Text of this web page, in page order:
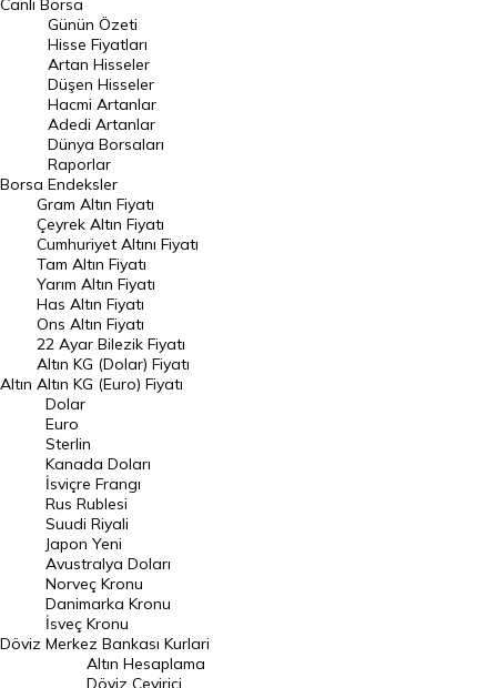
En Çok Artan Hisseler
En Çok Düşen Hisseler
Hacmi Artanlar
Geçmiş Kapanışlar
Dünya Borsaları
Raporlar
Endeksler
DÖVİZ
Döviz Kuru
Dolar Kuru
Euro Kuru
Pound Kuru
Frank Kuru
Riyal Kuru
Avustralya Doları
Danimarka Kronu Kuru
Kanada Doları Kuru
Norveç Kronu Kuru
İsveç Kronu Kuru
Canlı Borsa
Borsa
Günün Özeti
Hisse Fiyatları
Artan Hisseler
Düşen Hisseler
Hacmi Artanlar
Adedi Artanlar
Dünya Borsaları
Raporlar
Endeksler
Altın
Gram Altın Fiyatı
Çeyrek Altın Fiyatı
Cumhuriyet Altını Fiyatı
Tam Altın Fiyatı
Yarım Altın Fiyatı
Has Altın Fiyatı
Ons Altın Fiyatı
22 Ayar Bilezik Fiyatı
Altın KG (Dolar) Fiyatı
Altın KG (Euro) Fiyatı
Döviz
Dolar
Euro
Sterlin
Kanada Doları
İsviçre Frangı
Rus Rublesi
Suudi Riyali
Japon Yeni
Avustralya Doları
Norveç Kronu
Danimarka Kronu
İsveç Kronu
Merkez Bankası Kurlari
Altın Hesaplama
Döviz Çevirici